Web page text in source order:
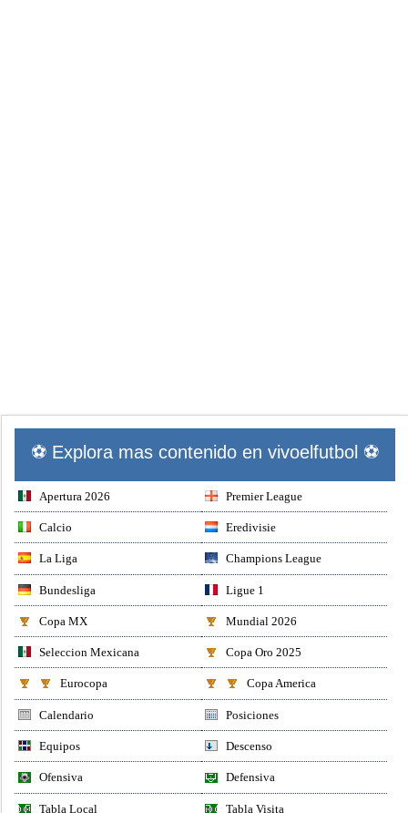
⚽ Explora mas contenido en vivoelfutbol ⚽
Apertura 2026 Premier League
Calcio Eredivisie
La Liga Champions League
Bundesliga Ligue 1
Copa MX Mundial 2026
Seleccion Mexicana Copa Oro 2025
Eurocopa Copa America
Calendario Posiciones
Equipos Descenso
Ofensiva Defensiva
Tabla Local Tabla Visita